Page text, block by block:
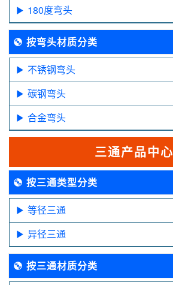
180度弯头
按弯头材质分类
不锈钢弯头
碳钢弯头
合金弯头
三通产品中心
按三通类型分类
等径三通
异径三通
按三通材质分类